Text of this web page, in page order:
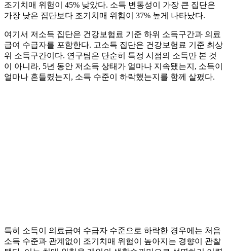
조기치매 위험이 45% 낮았다. 소득 변동성이 가장 큰 집단은
가장 낮은 집단보다 조기치매 위험이 37% 높게 나타났다.
여기서 저소득 집단은 건강보험료 기준 하위 소득구간과 의료
급여 수급자를 포함한다. 고소득 집단은 건강보험료 기준 최상
위 소득구간이다. 연구팀은 단순히 특정 시점의 소득만 본 것
이 아니라, 5년 동안 저소득 상태가 얼마나 지속됐는지, 소득이
얼마나 흔들렸는지, 소득 수준이 하락했는지를 함께 살폈다.
특히 소득이 의료급여 수급자 수준으로 하락한 경우에는 처음
소득 수준과 관계없이 조기치매 위험이 높아지는 경향이 관찰